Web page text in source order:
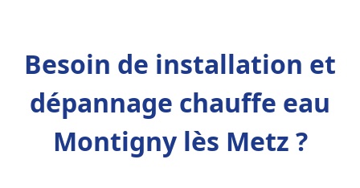
Besoin de installation et
dépannage chauffe eau
Montigny lès Metz ?